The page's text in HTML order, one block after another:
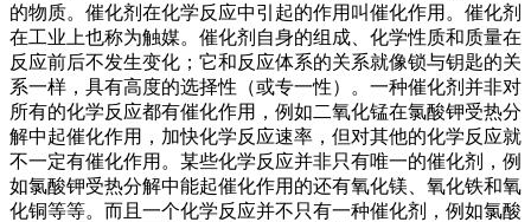
的物质。催化剂在化学反应中引起的作用叫催化作用。催化剂
在工业上也称为触媒。催化剂自身的组成、化学性质和质量在
反应前后不发生变化；它和反应体系的关系就像锁与钥匙的关
系一样，具有高度的选择性（或专一性）。一种催化剂并非对
所有的化学反应都有催化作用，例如二氧化锰在氯酸钾受热分
解中起催化作用，加快化学反应速率，但对其他的化学反应就
不一定有催化作用。某些化学反应并非只有唯一的催化剂，例
如氯酸钾受热分解中能起催化作用的还有氧化镁、氧化铁和氧
化铜等等。而且一个化学反应并不只有一种催化剂，例如氯酸